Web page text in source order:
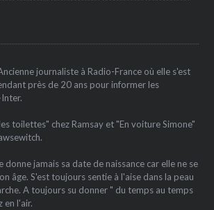
journaliste à Radio-France où elle s'est
près de 20 ans pour informer les
toilettes" chez Ramsay et "En voiture Simone"
donne jamais sa date de naissance car elle ne se
âge. S'est toujours sentie à l'aise dans la peau
A toujours su donner " du temps au temps
en l'air.